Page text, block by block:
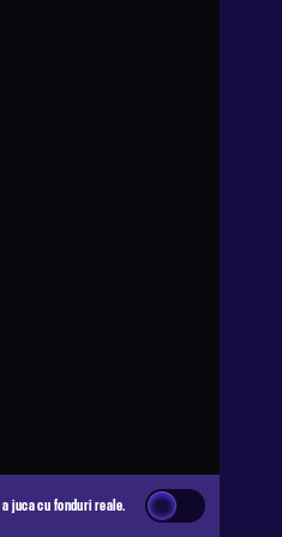
juca cu fonduri reale.